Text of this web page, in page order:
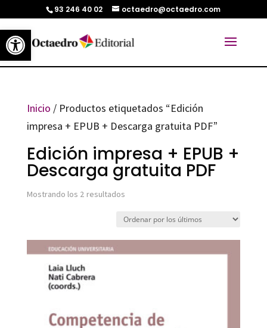
Abrir barra de herramientas
93 246 40 02 octaedro@octaedro.com
Inicio / Productos etiquetados “Edición
impresa + EPUB + Descarga gratuita PDF”
Edición impresa + EPUB +
Descarga gratuita PDF
Mostrando los 2 resultadosOrdenado